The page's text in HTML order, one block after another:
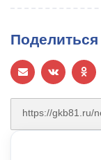
Поделиться